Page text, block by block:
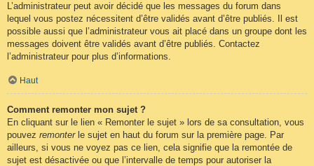
L’administrateur peut avoir décidé que les messages du forum dans
lequel vous postez nécessitent d’être validés avant d’être publiés. Il est
possible aussi que l’administrateur vous ait placé dans un groupe dont les
messages doivent être validés avant d’être publiés. Contactez
l’administrateur pour plus d’informations.
Haut
Comment remonter mon sujet ?
En cliquant sur le lien « Remonter le sujet » lors de sa consultation, vous
pouvez remonterle sujet en haut du forum sur la première page. Par
ailleurs, si vous ne voyez pas ce lien, cela signifie que la remontée de
sujet est désactivée ou que l’intervalle de temps pour autoriser la